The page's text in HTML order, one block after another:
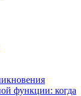
функции: когда